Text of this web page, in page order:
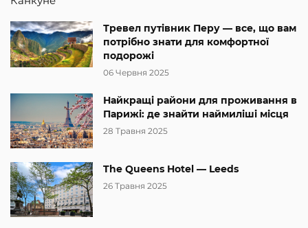
Тревел путівник Перу — все, що вам
потрібно знати для комфортної
подорожі
06 Червня 2025
Найкращі райони для проживання в
Парижі: де знайти наймиліші місця
28 Травня 2025
The Queens Hotel — Leeds
26 Травня 2025